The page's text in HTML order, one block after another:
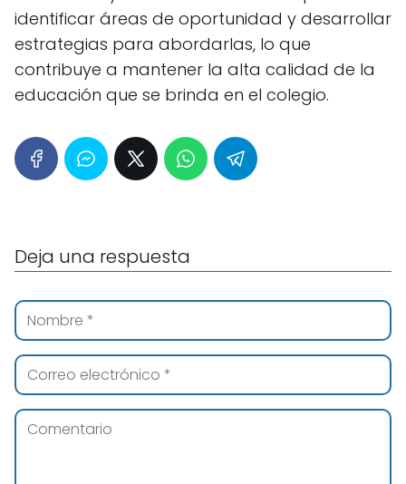
identificar áreas de oportunidad y desarrollar
estrategias para abordarlas, lo que
contribuye a mantener la alta calidad de la
educación que se brinda en el colegio.
Deja una respuesta